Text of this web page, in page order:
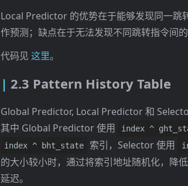
Local Predictor 的优势在于能够发现同一跳
作预测；缺点在于无法发现不同跳转指令间的
代码见 这里。
2.3 Pattern History Table
Global Predictor, Local Predictor 和
其中 Global Predictor 使用
index ^
index ^ bht_state 索引，Selector 使用
的大小较小时，通过将索引地址随机化，降
延迟。